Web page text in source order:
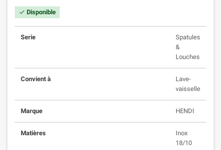
check Disponible
Serie
Spatules
&
Louches
Convient à
Lave-
vaisselle
Marque HENDI
Matières
Inox
18/10